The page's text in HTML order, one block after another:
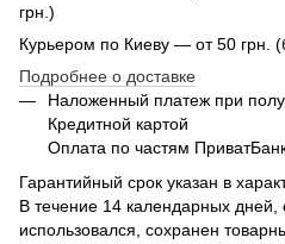
грн.)
Курьером по Киеву — от 50 грн.
Подробнее о доставке
Наложенный платеж при
Кредитной картой
Оплата по частям
Гарантийный срок указан в
В течение 14 календарных дней,
использовался, сохранен